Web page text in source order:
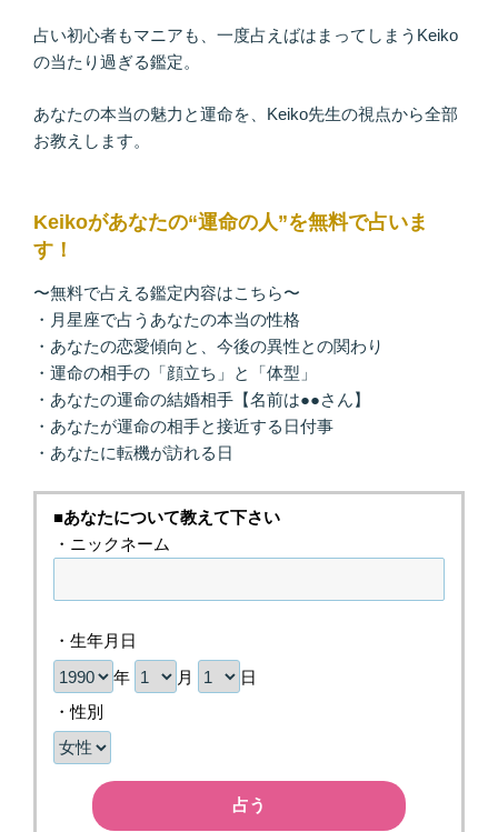
占い初心者もマニアも、一度占えばはまってしまうKeiko
の当たり過ぎる鑑定。
あなたの本当の魅力と運命を、Keiko先生の視点から全部
お教えします。
Keikoがあなたの“運命の人”を無料で占いま
す！
〜無料で占える鑑定内容はこちら〜
・月星座で占うあなたの本当の性格
・あなたの恋愛傾向と、今後の異性との関わり
・運命の相手の「顔立ち」と「体型」
・あなたの運命の結婚相手【名前は●●さん】
・あなたが運命の相手と接近する日付事
・あなたに転機が訪れる日
■あなたについて教えて下さい
・ニックネーム
・生年月日
年
月
日
・性別
占う